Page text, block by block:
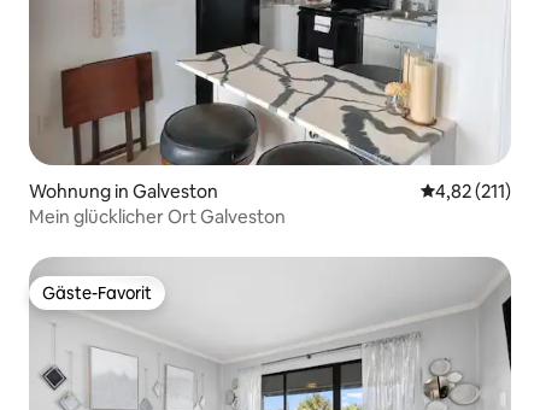
Wohnung in Galveston
4,82 (211)
Mein glücklicher Ort Galveston
Gäste-Favorit
Gäste-Favorit